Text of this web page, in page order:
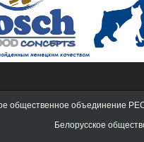
общественное
Белорусское